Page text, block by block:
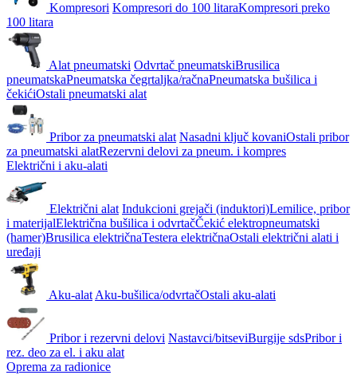
Kompresori Kompresori do 100 litaraKompresori preko
100 litara
Alat pneumatski Odvrtač pneumatskiBrusilica
pneumatskaPneumatska čegrtaljka/račnaPneumatska bušilica i
čekićiOstali pneumatski alat
Pribor za pneumatski alat Nasadni ključ kovaniOstali pribor
za pneumatski alatRezervni delovi za pneum. i kompres
Električni i aku-alati
Električni alat Indukcioni grejači (induktori)Lemilice, pribor
i materijalElektrična bušilica i odvrtačČekić elektropneumatski
(hamer)Brusilica električnaTestera električnaOstali električni alati i
uređaji
Aku-alat Aku-bušilica/odvrtačOstali aku-alati
Pribor i rezervni delovi Nastavci/bitseviBurgije sdsPribor i
rez. deo za el. i aku alat
Oprema za radionice